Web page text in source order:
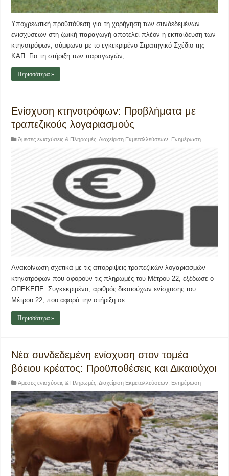
Υποχρεωτική προϋπόθεση για τη χορήγηση των συνδεδεμένων
ενισχύσεων στη ζωική παραγωγή αποτελεί πλέον η εκπαίδευση των
κτηνοτρόφων, σύμφωνα με το εγκεκριμένο Στρατηγικό Σχέδιο της
ΚΑΠ. Για τη στήριξη των παραγωγών, …
Περισσότερα »
Ενίσχυση κτηνοτρόφων: Προβλήματα με
τραπεζικούς λογαριασμούς
Άμεσες ενισχύσεις & Πληρωμές ,Διαχείριση Εκμεταλλεύσεων Ενημέρωση
Ανακοίνωση σχετικά με τις απορρίψεις τραπεζικών λογαριασμών
κτηνοτρόφων που αφορούν τις πληρωμές του Μέτρου 22, εξέδωσε ο
ΟΠΕΚΕΠΕ. Συγκεκριμένα, αριθμός δικαιούχων ενίσχυσης του
Μέτρου 22, που αφορά την στήριξη σε …
Περισσότερα »
Νέα συνδεδεμένη ενίσχυση στον τομέα
βόειου κρέατος: Προϋποθέσεις και Δικαιούχοι
Άμεσες ενισχύσεις & Πληρωμές ,Διαχείριση Εκμεταλλεύσεων Ενημέρωση